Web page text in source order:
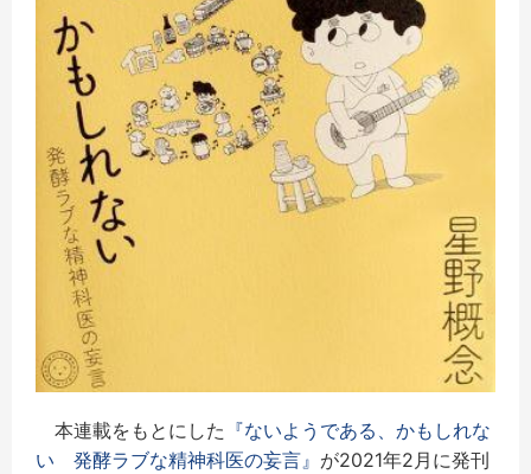
本連載をもとにした 『ないようである、かもしれな
い 発酵ラブな精神科医の妄言』 が2021年2月に発刊